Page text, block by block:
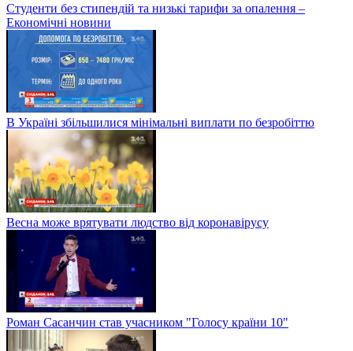
Студенти без стипендій та низькі тарифи за опалення –
Економічні новини
В Україні збільшилися мінімальні виплати по безробіттю
Весна може врятувати людство від коронавірусу
Роман Сасанчин став учасником "Голосу країни 10"